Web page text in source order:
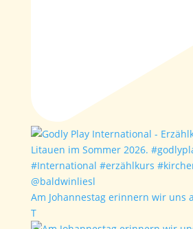
Am Johannestag erinnern wir uns
T